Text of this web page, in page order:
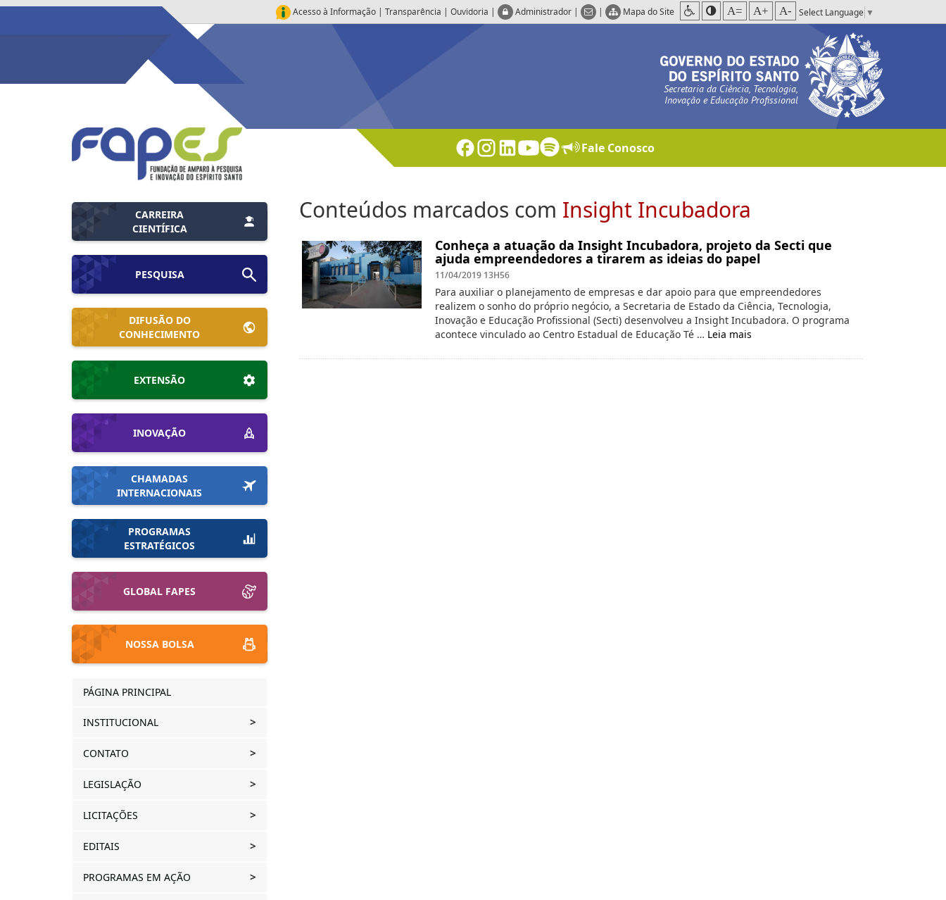
Acesso à Informação | Transparência | Ouvidoria | Administrador | | Mapa do Site A= A+ A- Select Language ▼
Secretaria da Ciência, Tecnologia,
Inovação e Educação Profissional
Fale Conosco
CARREIRA
CIENTÍFICA
PESQUISA
DIFUSÃO DO
CONHECIMENTO
EXTENSÃO
INOVAÇÃO
CHAMADAS
INTERNACIONAIS
PROGRAMAS
ESTRATÉGICOS
GLOBAL FAPES
NOSSA BOLSA
PÁGINA PRINCIPAL
INSTITUCIONAL
CONTATO
LEGISLAÇÃO
LICITAÇÕES
EDITAIS
PROGRAMAS EM AÇÃO
Conteúdos marcados com Insight Incubadora
Conheça a atuação da Insight Incubadora, projeto da Secti que
ajuda empreendedores a tirarem as ideias do papel
11/04/2019 13H56
Para auxiliar o planejamento de empresas e dar apoio para que empreendedores
realizem o sonho do próprio negócio, a Secretaria de Estado da Ciência, Tecnologia,
Inovação e Educação Profissional (Secti) desenvolveu a Insight Incubadora. O programa
acontece vinculado ao Centro Estadual de Educação Té … Leia mais